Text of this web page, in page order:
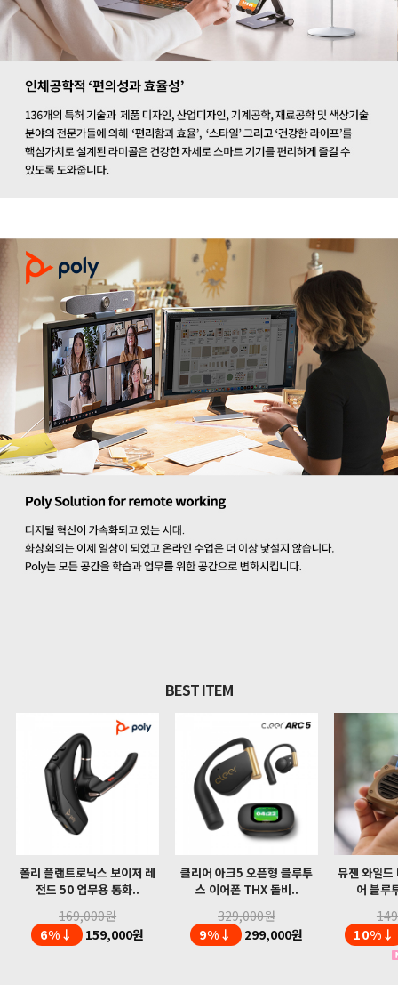
BEST ITEM
폴리 플랜트로닉스 보이저 레
전드 50 업무용 통화..
169,000원
6%↓
159,000원
클리어 아크5 오픈형 블루투
스 이어폰 THX 돌비..
329,000원
9%↓
299,000원
뮤젠 와일
어 블루
10%↓